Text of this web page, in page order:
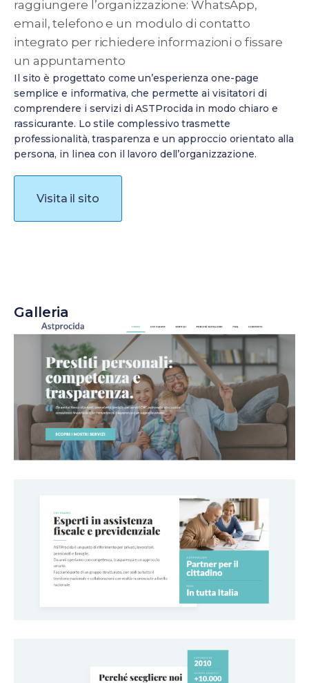
raggiungere l’organizzazione: WhatsApp,
email, telefono e un modulo di contatto
integrato per richiedere informazioni o fissare
un appuntamento
Il sito è progettato come un’esperienza one-page
semplice e informativa, che permette ai visitatori di
comprendere i servizi di ASTProcida in modo chiaro e
rassicurante. Lo stile complessivo trasmette
professionalità, trasparenza e un approccio orientato alla
persona, in linea con il lavoro dell’organizzazione.
Visita il sito
Galleria